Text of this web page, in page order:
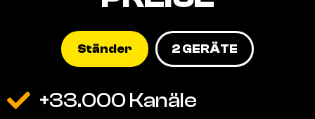
Ständer 2 GERÄTE
+33.000 Kanäle